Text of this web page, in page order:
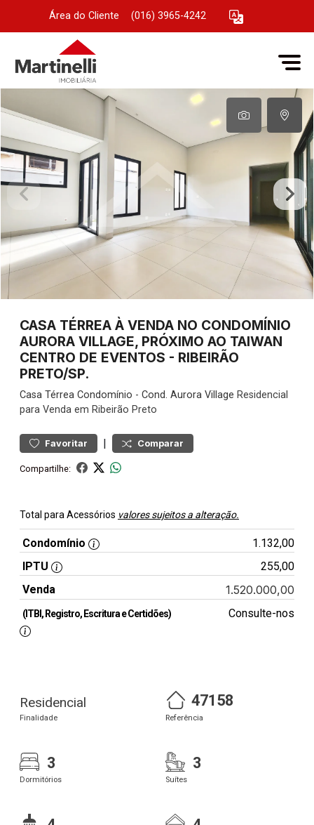
Área do Cliente (016) 3965-4242
CASA TÉRREA À VENDA NO CONDOMÍNIO
AURORA VILLAGE, PRÓXIMO AO TAIWAN
CENTRO DE EVENTOS - RIBEIRÃO
PRETO/SP.
Casa Térrea Condomínio - Cond. Aurora Village Residencial
para Venda em Ribeirão Preto
Favoritar | Comparar
Compartilhe:
Total para Acessórios valores sujeitos a alteração.
Condomínio
1.132,00
IPTU
255,00
Venda
1.520.000,00
(ITBI, Registro, Escritura e Certidões) Consulte-nos
Residencial
Finalidade
47158
Referência
3
Dormitórios
3
Suítes